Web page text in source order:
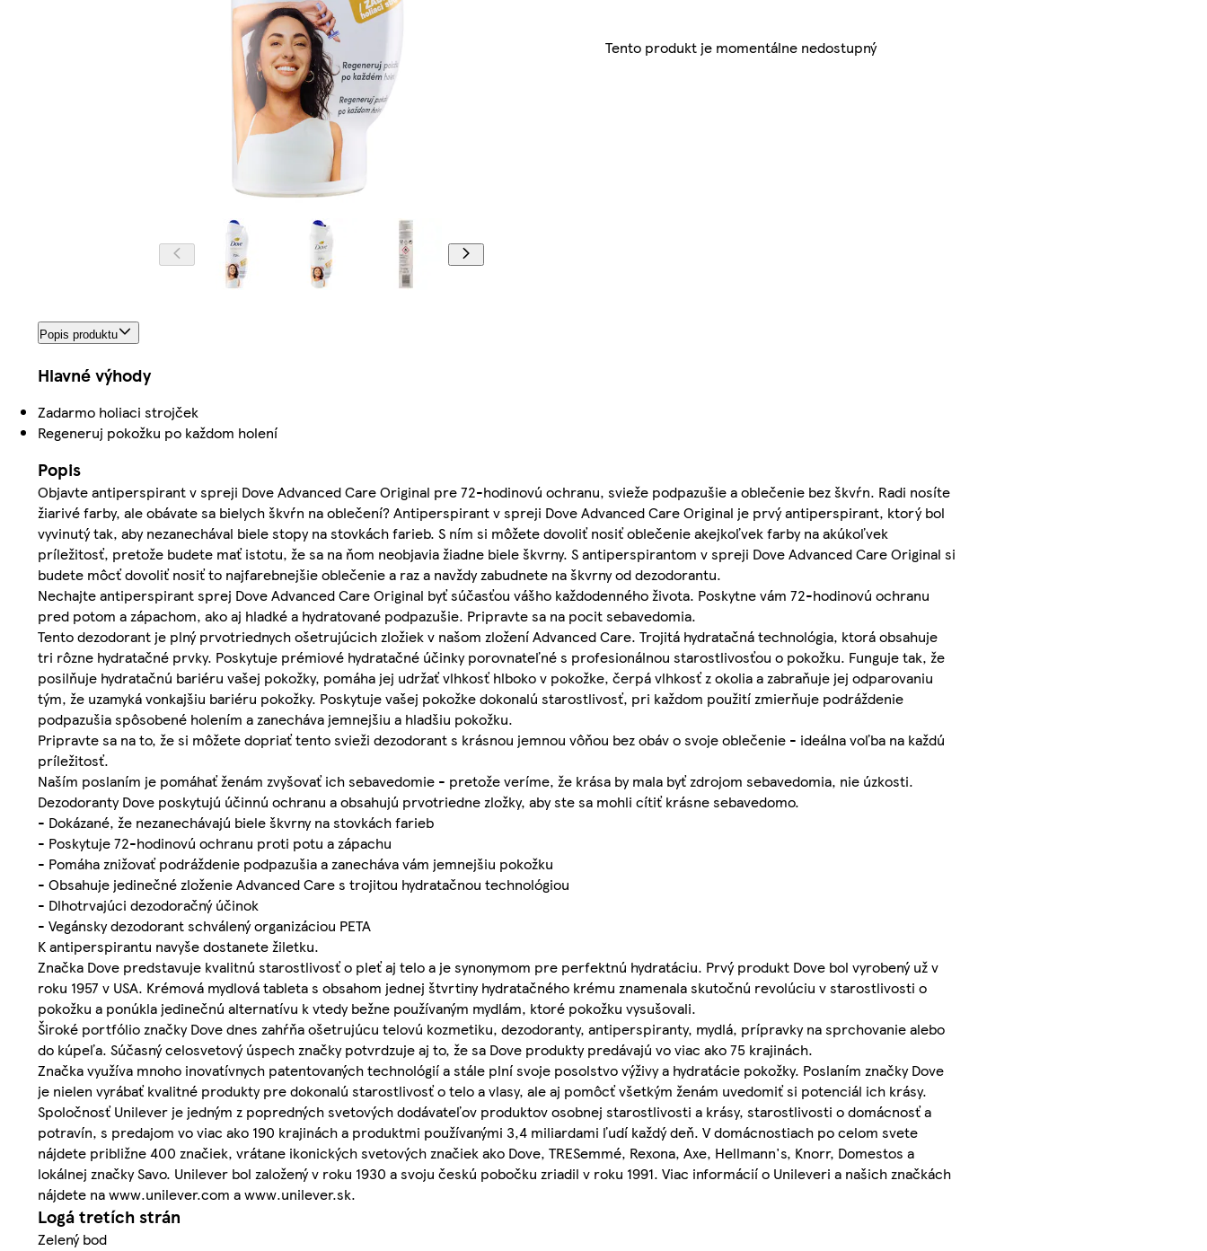
Tento produkt je momentálne nedostupný
Popis produktu
Hlavné výhody
Zadarmo holiaci strojček
Regeneruj pokožku po každom holení
Popis
Objavte antiperspirant v spreji Dove Advanced Care Original pre 72-hodinovú ochranu, svieže podpazušie a oblečenie bez škvŕn. Radi nosíte
žiarivé farby, ale obávate sa bielych škvŕn na oblečení? Antiperspirant v spreji Dove Advanced Care Original je prvý antiperspirant, ktorý bol
vyvinutý tak, aby nezanechával biele stopy na stovkách farieb. S ním si môžete dovoliť nosiť oblečenie akejkoľvek farby na akúkoľvek
príležitosť, pretože budete mať istotu, že sa na ňom neobjavia žiadne biele škvrny. S antiperspirantom v spreji Dove Advanced Care Original si
budete môcť dovoliť nosiť to najfarebnejšie oblečenie a raz a navždy zabudnete na škvrny od dezodorantu.
Nechajte antiperspirant sprej Dove Advanced Care Original byť súčasťou vášho každodenného života. Poskytne vám 72-hodinovú ochranu
pred potom a zápachom, ako aj hladké a hydratované podpazušie. Pripravte sa na pocit sebavedomia.
Tento dezodorant je plný prvotriednych ošetrujúcich zložiek v našom zložení Advanced Care. Trojitá hydratačná technológia, ktorá obsahuje
tri rôzne hydratačné prvky. Poskytuje prémiové hydratačné účinky porovnateľné s profesionálnou starostlivosťou o pokožku. Funguje tak, že
posilňuje hydratačnú bariéru vašej pokožky, pomáha jej udržať vlhkosť hlboko v pokožke, čerpá vlhkosť z okolia a zabraňuje jej odparovaniu
tým, že uzamyká vonkajšiu bariéru pokožky. Poskytuje vašej pokožke dokonalú starostlivosť, pri každom použití zmierňuje podráždenie
podpazušia spôsobené holením a zanecháva jemnejšiu a hladšiu pokožku.
Pripravte sa na to, že si môžete dopriať tento svieži dezodorant s krásnou jemnou vôňou bez obáv o svoje oblečenie - ideálna voľba na každú
príležitosť.
Naším poslaním je pomáhať ženám zvyšovať ich sebavedomie - pretože veríme, že krása by mala byť zdrojom sebavedomia, nie úzkosti.
Dezodoranty Dove poskytujú účinnú ochranu a obsahujú prvotriedne zložky, aby ste sa mohli cítiť krásne sebavedomo.
- Dokázané, že nezanechávajú biele škvrny na stovkách farieb
- Poskytuje 72-hodinovú ochranu proti potu a zápachu
- Pomáha znižovať podráždenie podpazušia a zanecháva vám jemnejšiu pokožku
- Obsahuje jedinečné zloženie Advanced Care s trojitou hydratačnou technológiou
- Dlhotrvajúci dezodoračný účinok
- Vegánsky dezodorant schválený organizáciou PETA
K antiperspirantu navyše dostanete žiletku.
Značka Dove predstavuje kvalitnú starostlivosť o pleť aj telo a je synonymom pre perfektnú hydratáciu. Prvý produkt Dove bol vyrobený už v
roku 1957 v USA. Krémová mydlová tableta s obsahom jednej štvrtiny hydratačného krému znamenala skutočnú revolúciu v starostlivosti o
pokožku a ponúkla jedinečnú alternatívu k vtedy bežne používaným mydlám, ktoré pokožku vysušovali.
Široké portfólio značky Dove dnes zahŕňa ošetrujúcu telovú kozmetiku, dezodoranty, antiperspiranty, mydlá, prípravky na sprchovanie alebo
do kúpeľa. Súčasný celosvetový úspech značky potvrdzuje aj to, že sa Dove produkty predávajú vo viac ako 75 krajinách.
Značka využíva mnoho inovatívnych patentovaných technológií a stále plní svoje posolstvo výživy a hydratácie pokožky. Poslaním značky Dove
je nielen vyrábať kvalitné produkty pre dokonalú starostlivosť o telo a vlasy, ale aj pomôcť všetkým ženám uvedomiť si potenciál ich krásy.
Spoločnosť Unilever je jedným z popredných svetových dodávateľov produktov osobnej starostlivosti a krásy, starostlivosti o domácnosť a
potravín, s predajom vo viac ako 190 krajinách a produktmi používanými 3,4 miliardami ľudí každý deň. V domácnostiach po celom svete
nájdete približne 400 značiek, vrátane ikonických svetových značiek ako Dove, TRESemmé, Rexona, Axe, Hellmann's, Knorr, Domestos a
lokálnej značky Savo. Unilever bol založený v roku 1930 a svoju českú pobočku zriadil v roku 1991. Viac informácií o Unileveri a našich značkách
nájdete na www.unilever.com a www.unilever.sk.
Logá tretích strán
Zelený bod